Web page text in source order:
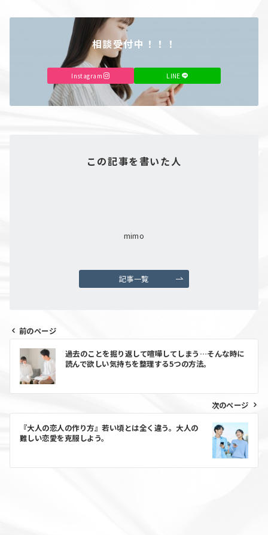
相談受付中！！！
Instagram LINE
この記事を書いた人
mimo
記事一覧
前のページ
過去のことを掘り返して喧嘩してしまう…そんな時に
読んで欲しい気持ちを整理する5つの方法。
次のページ
『大人の恋人の作り方』若い頃とは全く違う。大人の
難しい恋愛を克服しよう。